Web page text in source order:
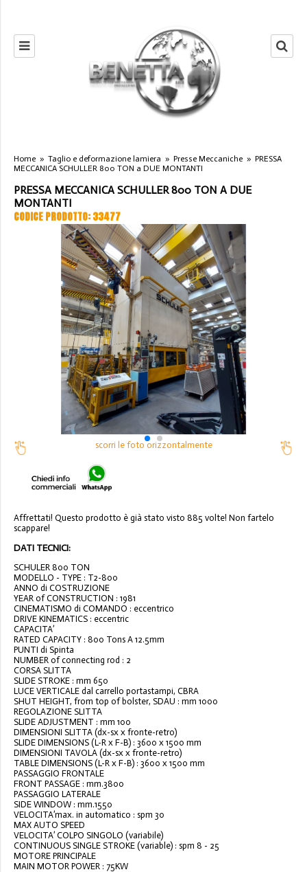
Home » Taglio e deformazione lamiera » Presse Meccaniche » PRESSA
MECCANICA SCHULLER 800 TON a DUE MONTANTI
PRESSA MECCANICA SCHULLER 800 TON A DUE
MONTANTI
CODICE PRODOTTO: 33477
scorri le foto orizzontalmente
Affrettati! Questo prodotto è già stato visto 885 volte! Non fartelo
scappare!
DATI TECNICI:
SCHULER 800 TON
MODELLO - TYPE : T2-800
ANNO di COSTRUZIONE
YEAR of CONSTRUCTION : 1981
CINEMATISMO di COMANDO : eccentrico
DRIVE KINEMATICS : eccentric
CAPACITA’
RATED CAPACITY : 800 Tons A 12.5mm
PUNTI di Spinta
NUMBER of connecting rod : 2
CORSA SLITTA
SLIDE STROKE : mm 650
LUCE VERTICALE dal carrello portastampi, CBRA
SHUT HEIGHT, from top of bolster, SDAU : mm 1000
REGOLAZIONE SLITTA
SLIDE ADJUSTMENT : mm 100
DIMENSIONI SLITTA (dx-sx x fronte-retro)
SLIDE DIMENSIONS (L-R x F-B) : 3600 x 1500 mm
DIMENSIONI TAVOLA (dx-sx x fronte-retro)
TABLE DIMENSIONS (L-R x F-B) : 3600 x 1500 mm
PASSAGGIO FRONTALE
FRONT PASSAGE : mm.3800
PASSAGGIO LATERALE
SIDE WINDOW : mm.1550
VELOCITA’max. in automatico : spm 30
MAX AUTO SPEED
VELOCITA’ COLPO SINGOLO (variabile)
CONTINUOUS SINGLE STROKE (variable) : spm 8 - 25
MOTORE PRINCIPALE
MAIN MOTOR POWER : 75KW